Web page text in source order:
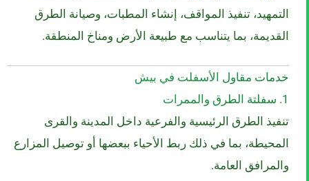
التمهيد، تنفيذ المواقف، إنشاء المطبات، وصيانة الطرق
القديمة، بما يتناسب مع طبيعة الأرض ومناخ المنطقة.
خدمات مقاول الأسفلت في بيش
1. سفلتة الطرق والممرات
تنفيذ الطرق الرئيسية والفرعية داخل المدينة والقرى
المحيطة، بما في ذلك ربط الأحياء ببعضها أو توصيل المزارع
والمرافق العامة.